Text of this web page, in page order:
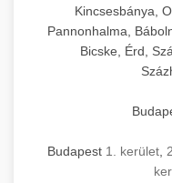
Kincsesbánya,
Pannonhalma,
Bicske, Érd,
Budapest 1. kerület,